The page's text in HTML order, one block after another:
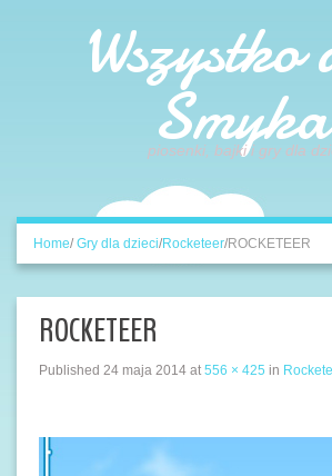
Smyka
piosenki, bajki i gry dla
Home/ Gry dla dzieci/Rocketeer/ROCKETEER
ROCKETEER
Published 24 maja 2014 at556 × 425 in